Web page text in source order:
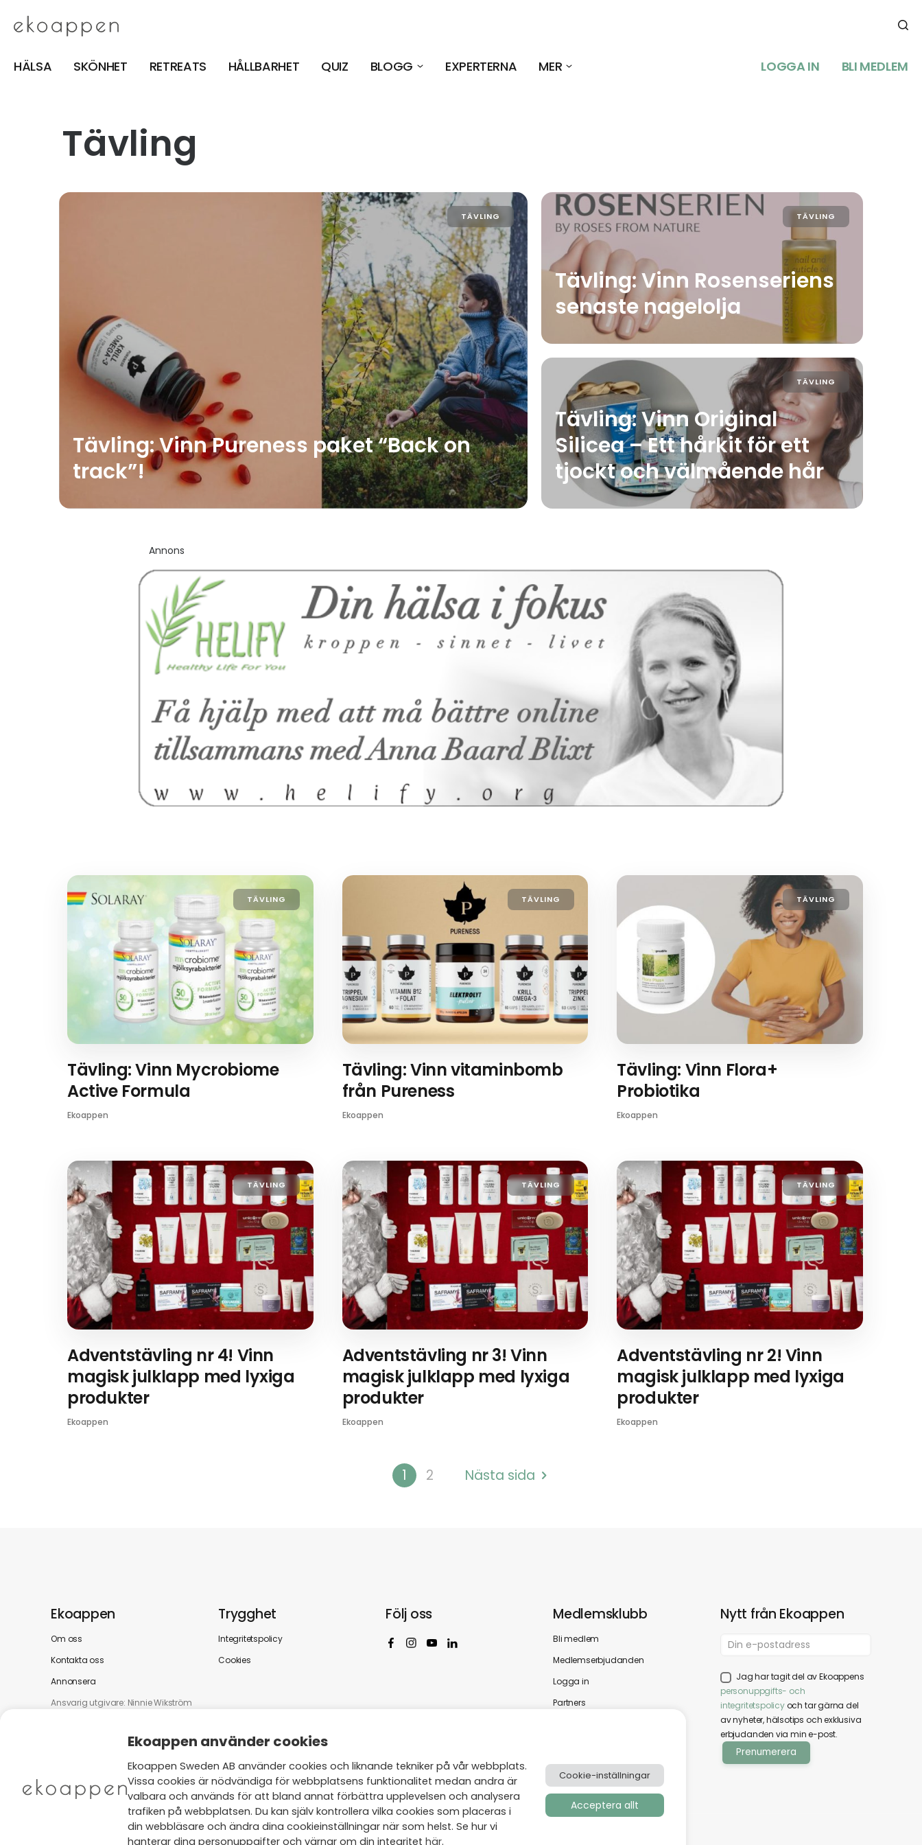
HÄLSA SKÖNHET RETREATS HÅLLBARHET QUIZ BLOGG EXPERTERNA MER LOGGA IN BLI MEDLEM
Tävling
TÄVLING
Tävling: Vinn Pureness paket “Back on
track”!
TÄVLING
Tävling: Vinn Rosenseriens
senaste nagelolja
TÄVLING
Tävling: Vinn Original
Silicea – Ett hårkit för ett
tjockt och välmående hår
Annons
TÄVLING
Tävling: Vinn Mycrobiome
Active Formula
Ekoappen
TÄVLING
Tävling: Vinn vitaminbomb
från Pureness
Ekoappen
TÄVLING
Tävling: Vinn Flora+
Probiotika
Ekoappen
TÄVLING
Adventstävling nr 4! Vinn
magisk julklapp med lyxiga
produkter
Ekoappen
TÄVLING
Adventstävling nr 3! Vinn
magisk julklapp med lyxiga
produkter
Ekoappen
TÄVLING
Adventstävling nr 2! Vinn
magisk julklapp med lyxiga
produkter
Ekoappen
1 2 Nästa sida
Ekoappen
Om oss
Kontakta oss
Annonsera
Ansvarig utgivare: Ninnie Wikström
Trygghet
Integritetspolicy
Cookies
Följ oss Medlemsklubb
Bli medlem
Medlemserbjudanden
Logga in
Partners
Nytt från Ekoappen
Jag har tagit del av Ekoappens
personuppgifts- och
integritetspolicyoch tar gärna del
av nyheter, hälsotips och exklusiva
erbjudanden via min e-post.
Skapad av
Ekoappen använder cookies
Ekoappen Sweden AB använder cookies och liknande tekniker på vår webbplats.
Vissa cookies är nödvändiga för webbplatsens funktionalitet medan andra är
valbara och används för att bland annat förbättra upplevelsen och analysera
trafiken på webbplatsen. Du kan själv kontrollera vilka cookies som placeras i
din webbläsare och ändra dina cookieinställningar när som helst. Se hur vi
hanterar dina personuppgifter och värnar om din integritet här.
Cookie-inställningar
Acceptera allt